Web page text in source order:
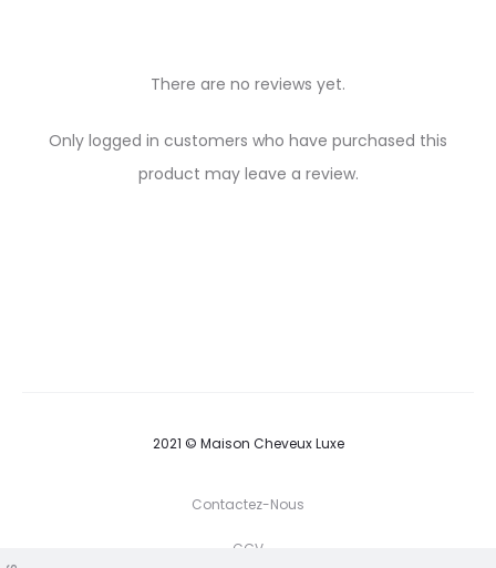
There are no reviews yet.
Only logged in customers who have purchased this
product may leave a review.
2021 © Maison Cheveux Luxe
Contactez-Nous
CGV